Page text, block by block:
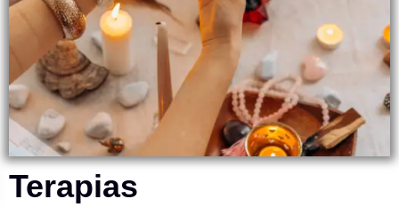
Terapias